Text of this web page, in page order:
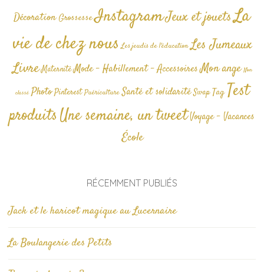
Décoration GrossesseInstagramJeux et jouetsLa
vie de chez nous Les jeudis de l'éducation Les Jumeaux
Livre Maternité Mode - Habillement - AccessoiresMon ange Non
classé Photo Pinterest Puériculture Santé et solidarité Swap TagTest
produitsUne semaine, un tweetVoyage - Vacances
École
RÉCEMMENT PUBLIÉS
Jack et le haricot magique au Lucernaire
La Boulangerie des Petits